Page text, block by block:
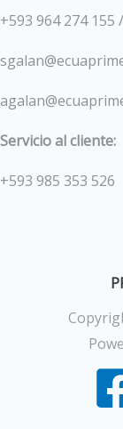
+593 964 274 155
Servicio al cliente:
+593 985 353 526